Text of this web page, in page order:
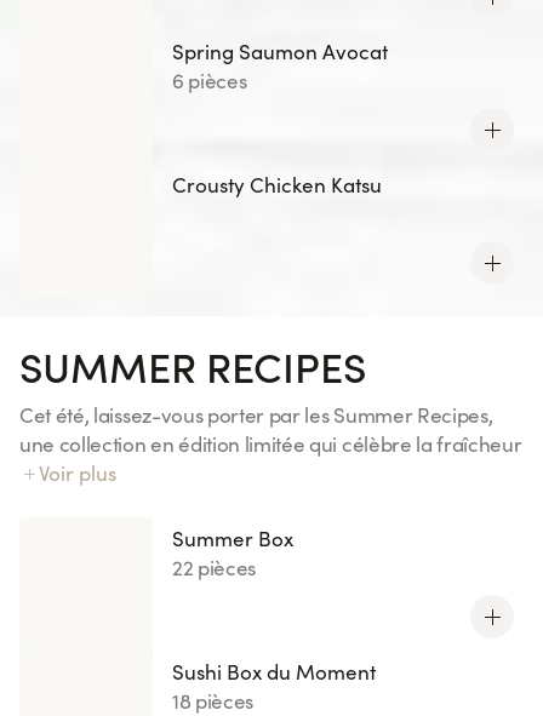
Spring Saumon Avocat
6 pièces
Crousty Chicken Katsu
SUMMER RECIPES
Cet été, laissez-vous porter par les Summer Recipes,
une collection en édition limitée qui célèbre la fraîcheur
et les saveurs ensoleillées. Découvrez des associations
pensées pour accompagner vos envies d’évasion.
Voir plus
Summer Box
22 pièces
Sushi Box du Moment
18 pièces